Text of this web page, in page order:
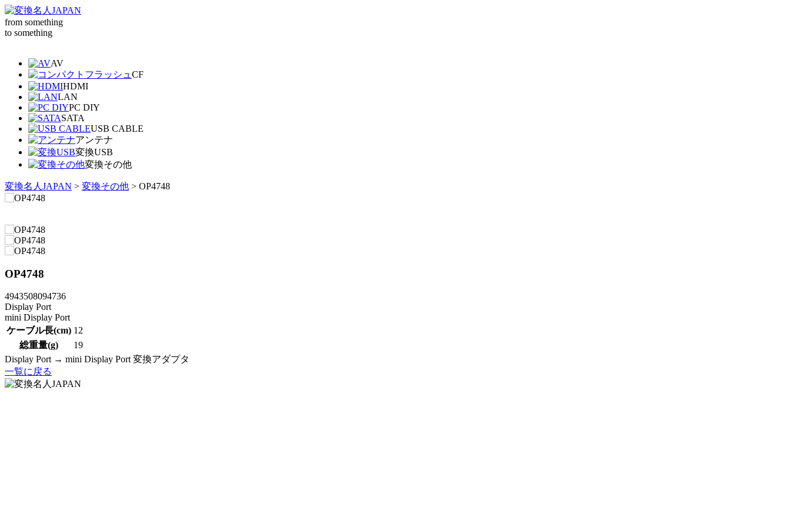
from something
to something
AV
CF
HDMI
LAN
PC DIY
SATA
USB CABLE
アンテナ
変換USB
変換その他
変換名人JAPAN > 変換その他 > OP4748
OP4748
4943508094736
Display Port
mini Display Port
ケーブル長(cm) 12
総重量(g)
19
Display Port → mini Display Port 変換アダプタ
一覧に戻る